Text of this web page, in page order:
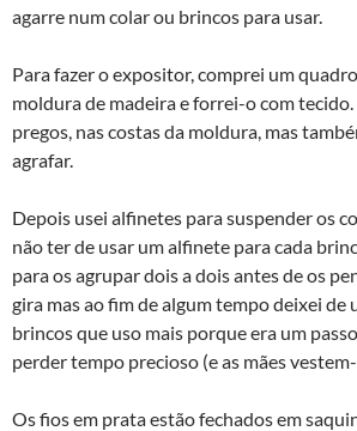
agarre num colar ou brincos para usar.
Para fazer o expositor, comprei um
moldura de madeira e forrei-o com
pregos, nas costas da moldura, mas
agrafar.
Depois usei alfinetes para suspender os
não ter de usar um alfinete para cada
para os agrupar dois a dois antes de os
gira mas ao fim de algum tempo deixei de
brincos que uso mais porque era um
perder tempo precioso (e as mães
Os fios em prata estão fechados em